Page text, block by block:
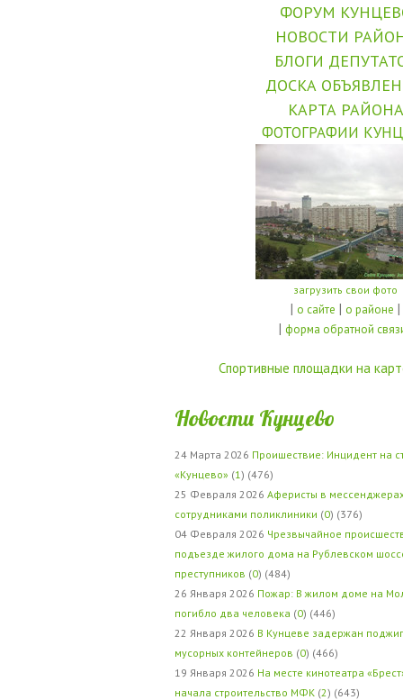
ФОРУМ
НОВОСТИ
БЛОГИ
ДОСКА
КАРТА РАЙОНА
ФОТОГРАФИИ
загрузить свои фото
| о сайте | о районе |
| форма обратной
Спортивные площадки на
Новости Кунцево
24 Марта 2026 Проишествие: Инцидент на
«Кунцево» (1 ) (476)
25 Февраля 2026 Аферисты в
сотрудниками поликлиники (0) (376)
04 Февраля 2026 Чрезвычайное
подъезде жилого дома на Рублевском
преступников (0) (484)
26 Января 2026 Пожар: В жилом доме на
погибло два человека (0) (446)
22 Января 2026 В Кунцеве задержан
мусорных контейнеров (0) (466)
19 Января 2026 На месте кинотеатра
начала строительство МФК (2) (643)